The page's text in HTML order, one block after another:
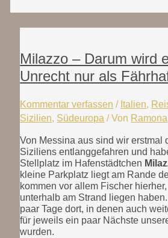
Milazzo – Darum wird
Unrecht nur als
Kommentar verfassen / Italien,
Sizilien, Südeuropa / Von Ramona
Von Messina aus sind wir erstmal
Siziliens entlanggefahren und
Stellplatz im Hafenstädtchen
kleine Parkplatz liegt am Rande
kommen vor allem Fischer
unterhalb am Strand liegen
paar Tage dort, in denen auch
für jeweils ein paar Nächste
wurden.